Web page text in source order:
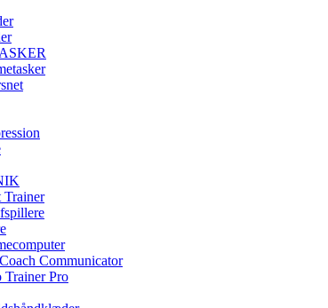
Trainer
Communicator
Trainer Pro